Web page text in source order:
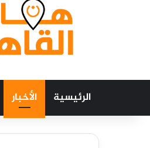
الرئيسية الأخبار